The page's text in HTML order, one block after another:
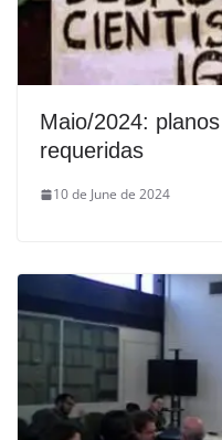
Maio/2024:
requeridas
10 de June de 2024